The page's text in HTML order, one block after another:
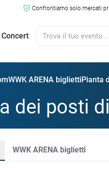
Confrontiamo solo mercati
Concert
WWK ARENA bigliettiPianta
dei posti
WWK ARENA biglietti